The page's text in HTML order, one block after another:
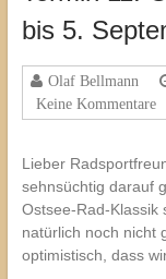
bis 5.
Olaf Bellmann
Keine Kommentare
Lieber
sehnsüchtig darauf
Ostsee-Rad-Klassik
natürlich noch nicht
optimistisch, dass